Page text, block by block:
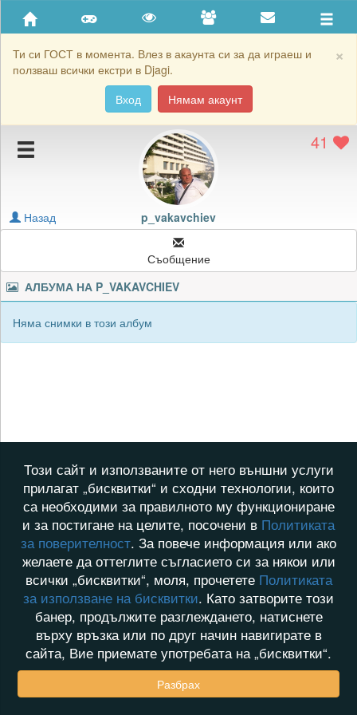
×
Ти си ГОСТ в момента. Влез в акаунта си за да играеш и
ползваш всички екстри в Djagi.
Вход
Нямам акаунт
Приятели
Хронология на игри
Подаръците на p_vakavchiev
Картичките на p_vakavchiev
Блокирай p_vakavchiev
41
p_vakavchiev
Назад
Съобщение
АЛБУМА НА P_VAKAVCHIEV
Няма снимки в този албум
Този сайт и използваните от него външни услуги
прилагат „бисквитки“ и сходни технологии, които
са необходими за правилното му функциониране
и за постигане на целите, посочени в Политиката
за поверителност. За повече информация или ако
желаете да оттеглите съгласието си за някои или
всички „бисквитки“, моля, прочетете Политиката
за използване на бисквитки. Като затворите този
банер, продължите разглеждането, натиснете
върху връзка или по друг начин навигирате в
сайта, Вие приемате употребата на „бисквитки“.
Разбрах